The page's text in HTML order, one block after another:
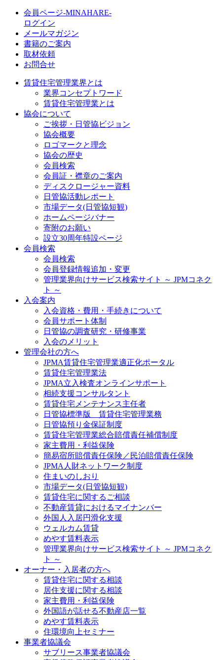
会員ページ-MINAHARE-
ログイン
メールマガジン
書籍のご案内
取材依頼
お問合せ
賃貸住宅管理業界とは
業界コンセプトワード
賃貸住宅管理業とは
協会について
ご挨拶・日管協ビジョン
協会概要
ロゴマークと理念
協会の歴史
会員検索
会員証・襟章のご案内
ディスクロージャー資料
日管協活動レポート
市場データ(日管協短観)
ホームページバナー
寄附のお願い
設立30周年特設ページ
会員検索
会員検索
会員登録情報追加・変更
管理業界向けサービス検索サイト ～ JPMコネク
ト ～
入会案内
入会資格・費用・手続きについて
会員サポート体制
日管協の調査研究・研修事業
入会のメリット
管理会社の方へ
JPMA賃貸住宅管理業適正化ポータル
賃貸住宅管理業法
JPMA立入検査オンラインサポート
相続支援コンサルタント
賃貸住宅メンテナンス主任者
日管協標準版 賃貸住宅管理業務
日管協預り金保証制度
賃貸住宅管理業総合賠償責任補償制度
家主費用・利益保険
簡易宿所賠償責任保険／民泊賠償責任保険
JPMA人財ネットワーク制度
住まいのしおり
市場データ(日管協短観)
賃貸住宅に関するご相談
不動産賃貸におけるマイナンバー
外国人入居円滑化支援
ウェルカム賃貸
めやす賃料表示
管理業界向けサービス検索サイト ～ JPMコネク
ト ～
オーナー・入居者の方へ
賃貸住宅に関する相談
居住支援に関する相談
家主費用・利益保険
外国語が話せる不動産店一覧
めやす賃料表示
住環境向上セミナー
事業者協議会
サブリース事業者協議会